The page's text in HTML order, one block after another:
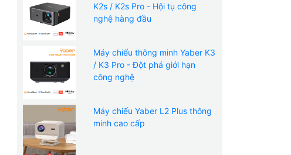
K2s / K2s Pro - Hội tụ công
nghệ hàng đầu
Máy chiếu thông minh Yaber K3
/ K3 Pro - Đột phá giới hạn
công nghệ
Máy chiếu Yaber L2 Plus thông
minh cao cấp